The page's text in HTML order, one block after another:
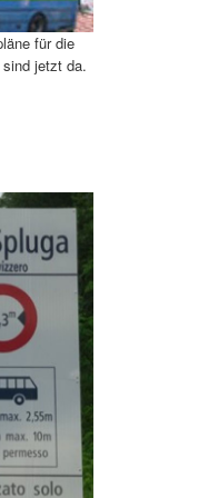
für die
jetzt da.